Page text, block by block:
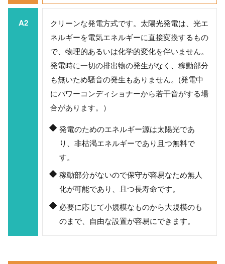
A2
クリーンな発電方式です。太陽光発電は、光エ
ネルギーを電気エネルギーに直接変換するもの
で、物理的あるいは化学的変化を伴いません。
発電時に一切の排出物の発生がなく、稼動部分
も無いため騒音の発生もありません。(発電中
にパワーコンディショナーから若干音がする場
合があります。）
発電のためのエネルギー源は太陽光であ
り、非枯渇エネルギーであり且つ無料で
す。
稼動部分がないので保守が容易なため無人
化が可能であり、且つ長寿命です。
必要に応じて小規模なものから大規模のも
のまで、自由な設置が容易にできます。